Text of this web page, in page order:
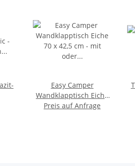
Easy Camper
Wandklapptisch Eiche
70 x 42,5 cm - mit oder
Preis auf Anfrage